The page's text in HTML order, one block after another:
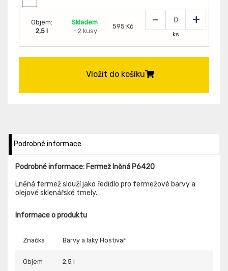
Objem:
2,5 l
Skladem
- 2 kusy
595 Kč - +
ks
Vložit do košíku
Podrobné informace
Podrobné informace: Fermež lněná P6420
Lněná fermež slouží jako ředidlo pro fermežové barvy a
olejové sklenářské tmely.
Informace o produktu
Značka Barvy a laky Hostivař
Objem 2,5 l